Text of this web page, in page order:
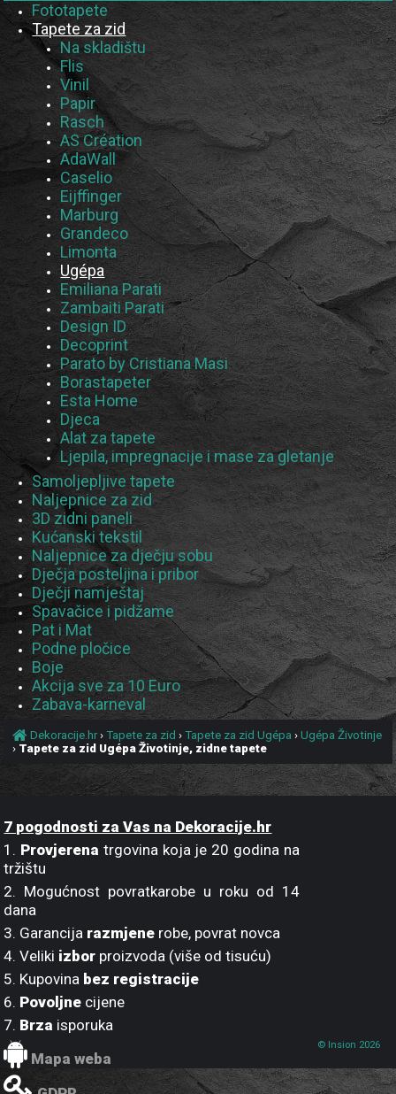
Fototapete
Tapete za zid
Na skladištu
Flis
Vinil
Papir
Rasch
AS Création
AdaWall
Caselio
Eijffinger
Marburg
Grandeco
Limonta
Ugépa
Emiliana Parati
Zambaiti Parati
Design ID
Decoprint
Parato by Cristiana Masi
Borastapeter
Esta Home
Djeca
Alat za tapete
Ljepila, impregnacije i mase za gletanje
Samoljepljive tapete
Naljepnice za zid
3D zidni paneli
Kućanski tekstil
Naljepnice za dječju sobu
Dječja posteljina i pribor
Dječji namještaj
Spavačice i pidžame
Pat i Mat
Podne pločice
Boje
Akcija sve za 10 Euro
Zabava-karneval
Dekoracije.hr›Tapete za zid ›Tapete za zid Ugépa ›Ugépa Životinje
› Tapete za zid Ugépa Životinje, zidne tapete
7 pogodnosti za Vas na Dekoracije.hr
1. Provjerena trgovina koja je 20 godina na
tržištu
2. Mogućnost povratkarobe u roku od 14
dana
3. Garancija razmjene robe, povrat novca
4. Veliki izbor proizvoda (više od tisuću)
5. Kupovina bez registracije
6. Povoljne cijene
7. Brza isporuka
Mapa weba
© Insion 2026